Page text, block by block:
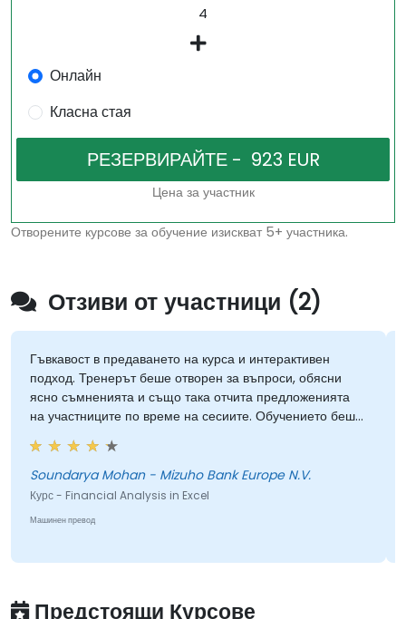
Онлайн
Класна стая
Цена за участник
Отворените курсове за обучение изискват 5+ участника.
Отзиви от участници (2)
Гъвкавост в предаването на курса и интерактивен
подход. Тренерът беше отворен за въпроси, обясни
ясно съмненията и също така отчита предложенията
на участниците по време на сесиите. Обучението беше
добре структурирано и информативно.
Soundarya Mohan - Mizuho Bank Europe N.V.
Курс - Financial Analysis in Excel
Машинен превод
Предстоящи Курсове